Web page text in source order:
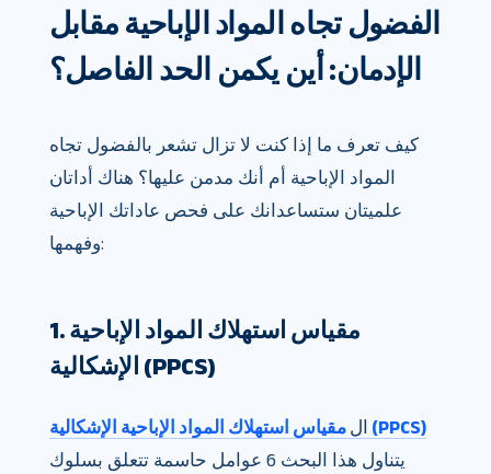
الفضول تجاه المواد الإباحية مقابل
الإدمان: أين يكمن الحد الفاصل؟
كيف تعرف ما إذا كنت لا تزال تشعر بالفضول تجاه
المواد الإباحية أم أنك مدمن عليها؟ هناك أداتان
علميتان ستساعدانك على فحص عاداتك الإباحية
وفهمها:
1. مقياس استهلاك المواد الإباحية
الإشكالية (PPCS)
ال مقياس استهلاك المواد الإباحية الإشكالية (PPCS)
يتناول هذا البحث 6 عوامل حاسمة تتعلق بسلوك